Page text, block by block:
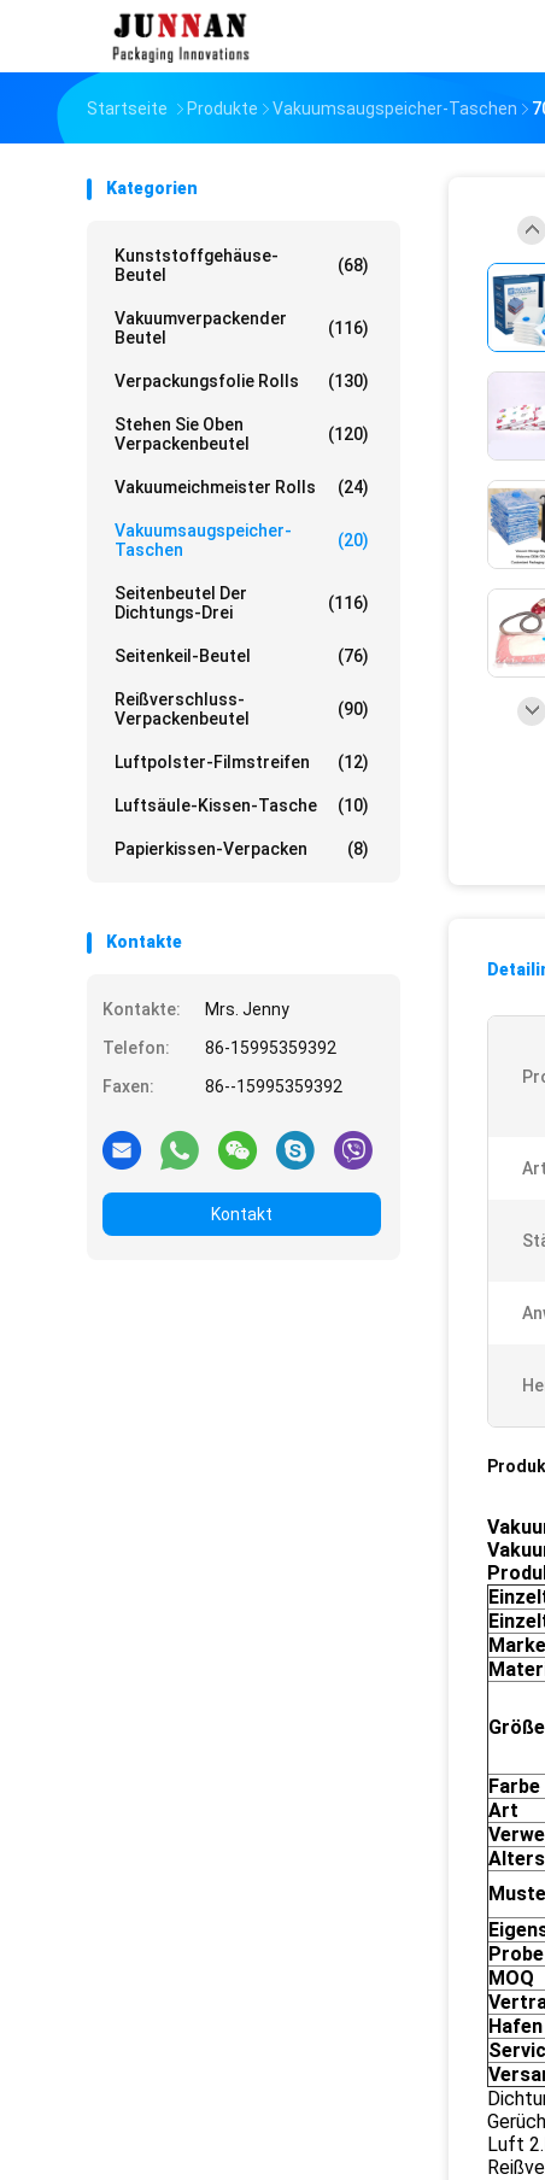
Startseite Produkte Vakuumsaugspeicher-Taschen
Kategorien
Kunststoffgehäuse-
Beutel
(68)
Vakuumverpackender
Beutel
(116)
Verpackungsfolie Rolls (130)
Stehen Sie Oben
Verpackenbeutel
(120)
Vakuumeichmeister Rolls (24)
Vakuumsaugspeicher-
Taschen
(20)
Seitenbeutel Der
Dichtungs-Drei
(116)
Seitenkeil-Beutel (76)
Reißverschluss-
Verpackenbeutel
(90)
Luftpolster-Filmstreifen (12)
Luftsäule-Kissen-Tasche (10)
Papierkissen-Verpacken (8)
Kontakte
Kontakte:
Mrs. Jenny
Telefon:
86-15995359392
Faxen:
86--15995359392
Kontakt
Marke
Größe
Farbe
Art
Probe
MOQ
Hafen
Luft